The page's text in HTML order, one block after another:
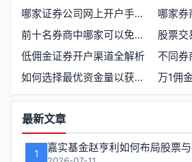
哪家证券公司网上开户手续费更低
前十名券商中哪家可以免五，如何办理开户
低佣金证券开户渠道全解析
如何选择最优资金量以获取最低的两融利率
功
能
最新文章
1 嘉实基金赵亨利如何布局股票